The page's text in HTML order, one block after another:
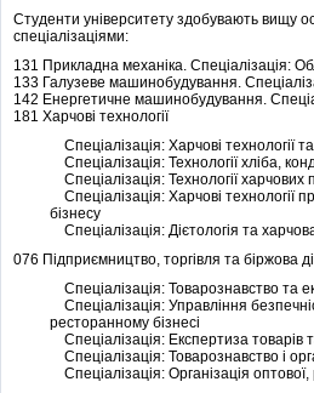
Студенти університету здобувають вищу
спеціалізаціями:
131 Прикладна механіка. Спеціалізація:
133 Галузеве машинобудування.
142 Енергетичне машинобудування.
181 Харчові технології
Спеціалізація: Харчові технології
Спеціалізація: Технології хліба,
Спеціалізація: Технології
Спеціалізація: Харчові технології
бізнесу
Спеціалізація: Дієтологія та
076 Підприємництво, торгівля та біржова
Спеціалізація: Товарознавство та
Спеціалізація: Управління
ресторанному бізнесі
Спеціалізація: Експертиза товарів
Спеціалізація: Товарознавство і
Спеціалізація: Організація оптової,